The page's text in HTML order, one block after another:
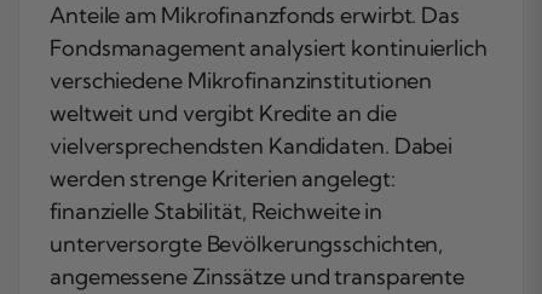
Anteile am Mikrofinanzfonds erwirbt. Das
Fondsmanagement analysiert kontinuierlich
verschiedene Mikrofinanzinstitutionen
weltweit und vergibt Kredite an die
vielversprechendsten Kandidaten. Dabei
werden strenge Kriterien angelegt:
finanzielle Stabilität, Reichweite in
unterversorgte Bevölkerungsschichten,
angemessene Zinssätze und transparente